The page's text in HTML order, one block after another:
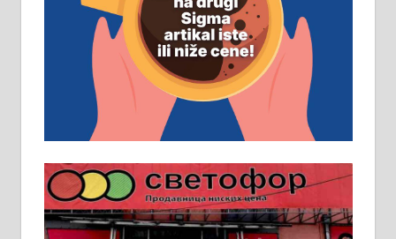
Рудник и флотација Рудник
д.о.о. Рудник запошљава 20
помоћника рудара. Услови:
Основна школа, пожељно радно
искуство на истим и сличним
пословима, али не и неопходан
услов. Обезбеђен смештај,
превоз, исхрана. 032/57-41-122 –
локал 22
Пружам услуге завршних радова
у грађевини, хидроизолације и
молерских радова. 061/25-28-058